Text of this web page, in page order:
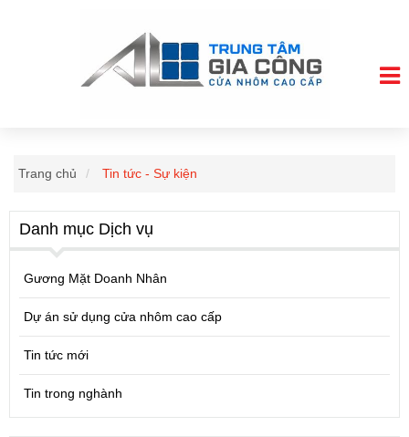
Trang chủ Tin tức - Sự kiện
Danh mục Dịch vụ
Gương Mặt Doanh Nhân
Dự án sử dụng cửa nhôm cao cấp
Tin tức mới
Tin trong nghành